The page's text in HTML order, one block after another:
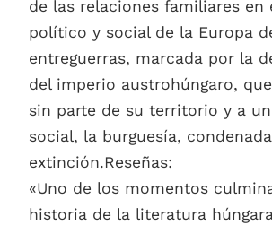
de las relaciones familiares en
político y social de la Europa
entreguerras, marcada por la
del imperio austrohúngaro,
sin parte de su territorio y a
social, la burguesía,
extinción.Reseñas:
«Uno de los momentos
historia de la literatura